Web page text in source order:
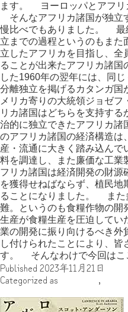
ます。 ヨーロッパとアフリ
そんなアフリカ諸国が独立
慢比べでもありました。 最
立までの過程というのもま
立したアフリカを目指し、
ることが出来たアフリカ諸
した1960年の翌年には、同
分離独立を掲げるカタンガ
メリカ寄りの大統領ジョゼ
リカ諸国はどちらを支持す
治的に独立できたアフリカ
のアフリカ諸国の経済構造は
産・流通に大きく踏み込ん
料を調達し、また廉価な工
フリカ諸国は経済開発の財
を獲得せねばならず、植民
ることになりました。 また
難。というのも食糧作物の開
生産が食糧生産を圧迫して
業の開発に振り向けるべき
し付けられたことにより、
す。 そんなわけで今回はこ
Published 2023年11月21日
Categorized as
,